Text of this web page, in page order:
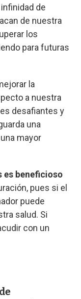
de
de nuestra
los
para futuras
la
a nuestra
desafiantes y
una
mayor
es beneficioso
pues si el
puede
salud. Si
con un